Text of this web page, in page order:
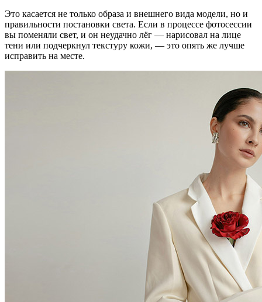
Это касается не только образа и внешнего вида модели, но и
правильности постановки света. Если в процессе фотосессии
вы поменяли свет, и он неудачно лёг — нарисовал на лице
тени или подчеркнул текстуру кожи, — это опять же лучше
исправить на месте.